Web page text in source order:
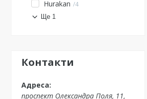
Hurakan 4
Ще 1
Контакти
проспект Олександра Поля, 11,